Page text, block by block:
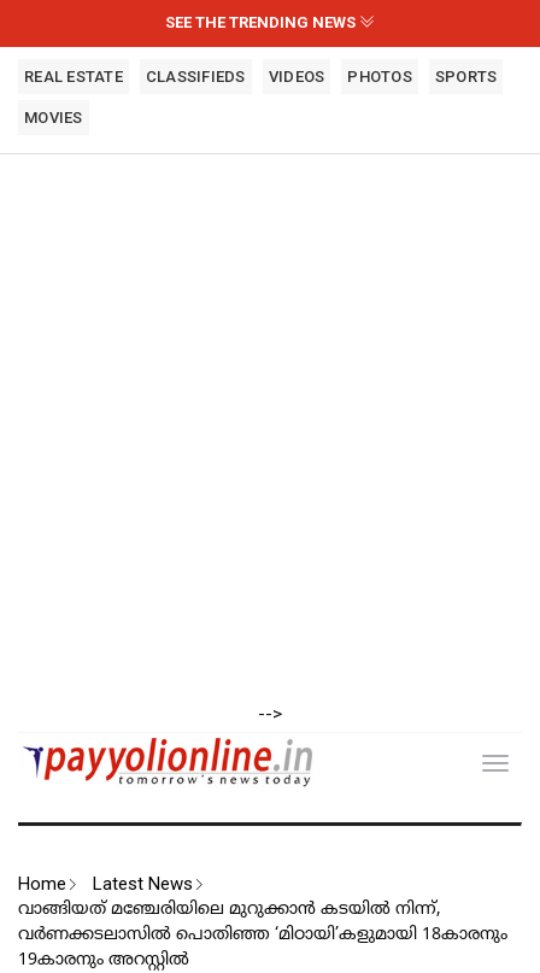
SEE THE TRENDING NEWS
REAL ESTATE CLASSIFIEDS VIDEOS PHOTOS SPORTS
MOVIES
-->
Home Latest News
വാങ്ങിയത് മഞ്ചേരിയിലെ മുറുക്കാന്‍ കടയില്‍ നിന്ന്,
വർണക്കടലാസിൽ പൊതിഞ്ഞ ‘മിഠായി’കളുമായി 18കാരനും
19കാരനും അറസ്റ്റിൽ